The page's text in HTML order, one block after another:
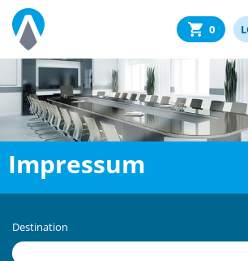
0
Impressum
Destination